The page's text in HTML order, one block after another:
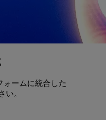
ォームに統合した
い。